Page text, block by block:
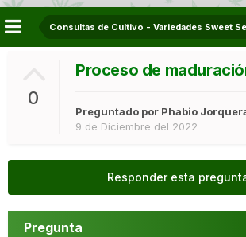
Consultas de Cultivo - Variedades Sweet
0
Proceso de
Preguntado por Phabio
9 de Diciembre del 2022
Responder esta
Pregunta